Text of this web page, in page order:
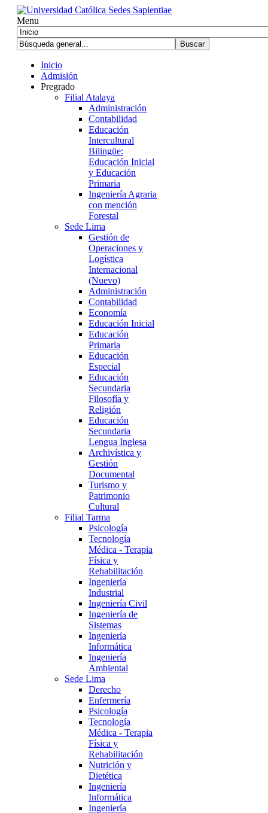
Menu
Inicio
Admisión
Pregrado
Filial Atalaya
Administración
Contabilidad
Educación
Intercultural
Bilingüe:
Educación Inicial
y Educación
Primaria
Ingeniería Agraria
con mención
Forestal
Sede Lima
Gestión de
Operaciones y
Logística
Internacional
(Nuevo)
Administración
Contabilidad
Economía
Educación Inicial
Educación
Primaria
Educación
Especial
Educación
Secundaria
Filosofía y
Religión
Educación
Secundaria
Lengua Inglesa
Archivística y
Gestión
Documental
Turismo y
Patrimonio
Cultural
Filial Tarma
Psicología
Tecnología
Médica - Terapia
Física y
Rehabilitación
Ingeniería
Industrial
Ingeniería Civil
Ingeniería de
Sistemas
Ingeniería
Informática
Ingeniería
Ambiental
Sede Lima
Derecho
Enfermería
Psicología
Tecnología
Médica - Terapia
Física y
Rehabilitación
Nutrición y
Dietética
Ingeniería
Informática
Ingeniería